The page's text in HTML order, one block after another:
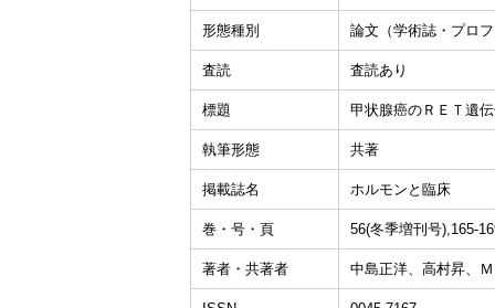
形態種別 論文（学術誌・プロフ
査読 査読あり
標題 甲状腺癌のＲＥＴ遺
執筆形態 共著
掲載誌名 ホルモンと臨床
巻・号・頁 56(冬季増刊号),165-
著者・共著者 中​島​正​洋、高​村​昇、